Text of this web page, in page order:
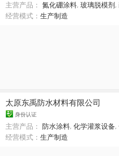
主营产品：氮化硼涂料,玻璃脱模剂,
经营模式：生产制造
太原东禹防水材料有限公司
身份认证
主营产品： 防水涂料,化学灌浆设备,
经营模式：生产制造